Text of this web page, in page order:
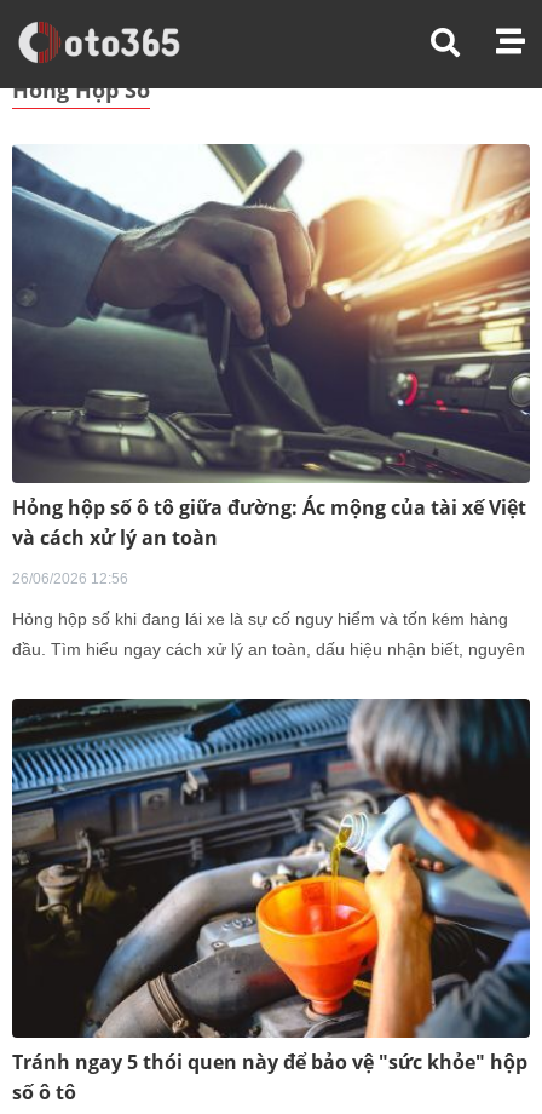
Trang Chủ Hỏng Hộp Số
Hỏng Hộp Số
Hỏng hộp số ô tô giữa đường: Ác mộng của tài xế Việt
và cách xử lý an toàn
26/06/2026 12:56
Hỏng hộp số khi đang lái xe là sự cố nguy hiểm và tốn kém hàng
đầu. Tìm hiểu ngay cách xử lý an toàn, dấu hiệu nhận biết, nguyên
Tránh ngay 5 thói quen này để bảo vệ "sức khỏe" hộp
số ô tô